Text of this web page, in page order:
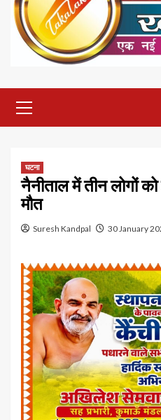
Menu
घटना
नैनीताल में तीन लोगों
मौत
Suresh Kandpal 30 January